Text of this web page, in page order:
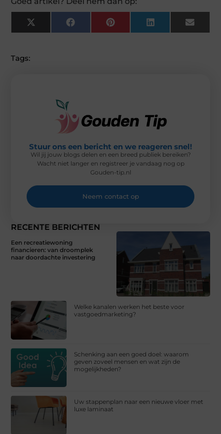
X
(
F
A
P
I
L
I
E
M
Tags:
RECENTE BERICHTEN
Een recreatiewoning
financieren: van droomplek
naar doordachte investering
Welke kanalen werken het beste voor
vastgoedmarketing?
Schenking aan een goed doel: waarom
geven zoveel mensen en wat zijn de
mogelijkheden?
Uw stappenplan naar een nieuwe vloer met
luxe laminaat
Stuur ons een bericht en we reageren snel!
Wil jij jouw blogs delen en een breed publiek bereiken?
Wacht niet langer en registreer je vandaag nog op
Gouden-tip.nl
Neem contact op